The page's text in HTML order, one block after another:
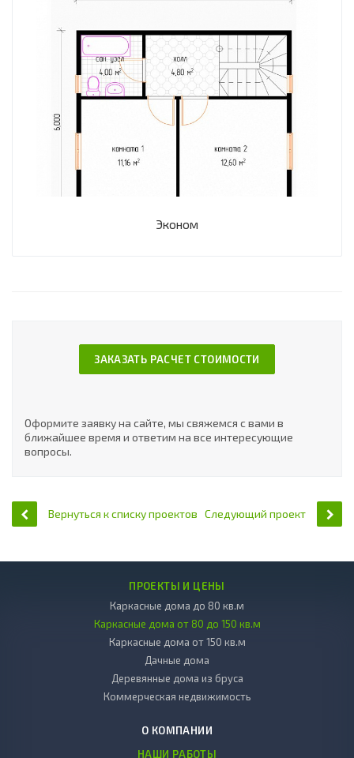
Эконом
ЗАКАЗАТЬ РАСЧЕТ СТОИМОСТИ
Оформите заявку на сайте, мы свяжемся с вами в
ближайшее время и ответим на все интересующие
вопросы.
Вернуться к списку проектов Следующий проект
ПРОЕКТЫ И ЦЕНЫ
Каркасные дома до 80 кв.м
Каркасные дома от 80 до 150 кв.м
Каркасные дома от 150 кв.м
Дачные дома
Деревянные дома из бруса
Коммерческая недвижимость
О КОМПАНИИ
НАШИ РАБОТЫ